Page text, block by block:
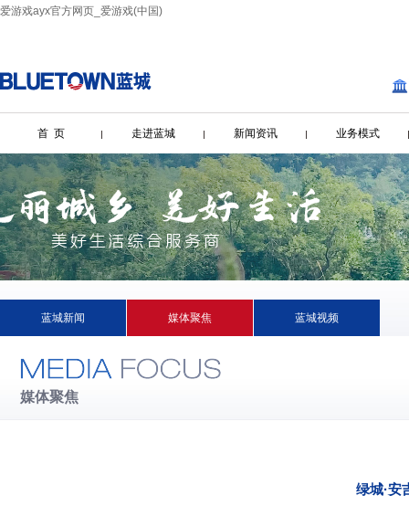
爱游戏ayx官方网页_爱游戏(中国)
首 页 走进蓝城 新闻资讯 业务模式
蓝城新闻 媒体聚焦 蓝城视频
媒体聚焦
绿城·安